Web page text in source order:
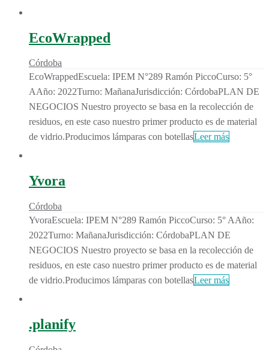
EcoWrapped
Córdoba
EcoWrappedEscuela: IPEM N°289 Ramón PiccoCurso: 5°
AAño: 2022Turno: MañanaJurisdicción: CórdobaPLAN DE
NEGOCIOS Nuestro proyecto se basa en la recolección de
residuos, en este caso nuestro primer producto es de material
de vidrio.Producimos lámparas con botellasLeer más
Yvora
Córdoba
YvoraEscuela: IPEM N°289 Ramón PiccoCurso: 5° AAño:
2022Turno: MañanaJurisdicción: CórdobaPLAN DE
NEGOCIOS Nuestro proyecto se basa en la recolección de
residuos, en este caso nuestro primer producto es de material
de vidrio.Producimos lámparas con botellasLeer más
.planify